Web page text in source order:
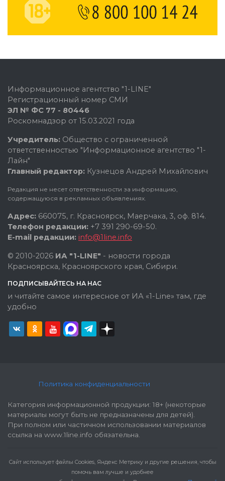
Информационное агентство "1-LINE"
Регистрационный номер СМИ
ЭЛ № ФС 77 - 80446
Роскомнадзор от 15.03.2021 года
Учредитель: Общество с ограниченной
ответственностью "Информационное агентство "1-
Лайн"
Главный редактор: Кузнецов Андрей Михайлович
Редакция не несет ответственности за информацию,
содержащуюся в рекламных объявлениях.
Адрес: 660075, г. Красноярск, Маерчака, 3, оф. 814.
Телефон редакции: +7 391 290-69-50.
E-mail редакции: info@1line.info
© 2010-2026 ИА "1-LINE" - новости города
Красноярска, Красноярского края, Сибири.
ПОДПИСЫВАЙТЕСЬ НА НАС
и читайте самое интересное от ИА «1-Line» там, где
удобно
Политика конфиденциальности
Категория информационной продукции: 18+ (некоторые
материалы могут быть не предназначены для детей).
При полном или частичном использовании материалов
ссылка на www.1line.info обязательна.
Cайт использует файлы Cookies, Яндекс Метрику и другие решения, чтобы
помочь вам лучше и удобнее